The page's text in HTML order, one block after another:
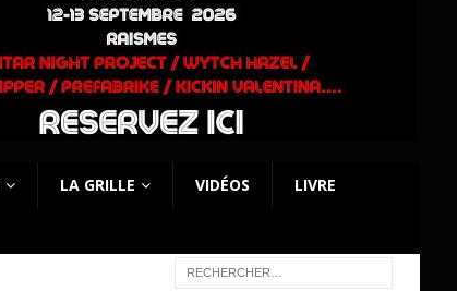
LA GRILLE VIDÉOS LIVRE